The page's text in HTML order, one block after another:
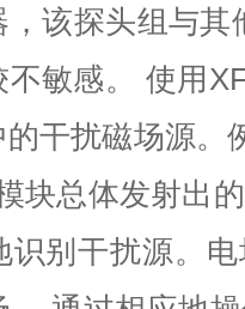
该探头组与
敏感。 使用
干扰磁场源。
块总体发射出
识别干扰源。